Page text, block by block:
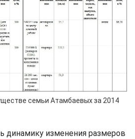
семьи Атамбаевых за 2014
динамику изменения размеров